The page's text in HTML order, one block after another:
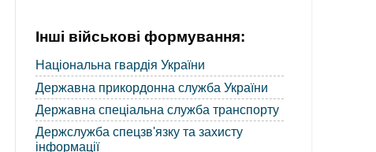
Інші військові формування:
Національна гвардія України
Державна прикордонна служба України
Державна спеціальна служба транспорту
Держслужба спецзв'язку та захисту
інформації